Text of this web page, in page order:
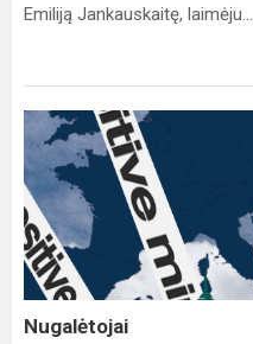
Emiliją Jankauskaitę, laimėju...
Nugalėtojai
Nugalėtojai